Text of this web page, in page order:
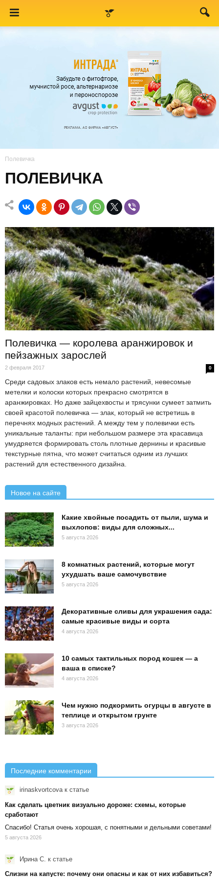
Полевичка
ПОЛЕВИЧКА
Полевичка — королева аранжировок и
пейзажных зарослей
2 февраля 2017 0
Среди садовых злаков есть немало растений, невесомые
метелки и колоски которых прекрасно смотрятся в
аранжировках. Но даже зайцехвосты и трясунки сумеет затмить
своей красотой полевичка — злак, который не встретишь в
перечнях модных растений. А между тем у полевички есть
уникальные таланты: при небольшом размере эта красавица
умудряется формировать столь плотные дернины и красивые
текстурные пятна, что может считаться одним из лучших
растений для естественного дизайна.
Новое на сайте
Какие хвойные посадить от пыли, шума и
выхлопов: виды для сложных...
5 августа 2026
8 комнатных растений, которые могут
ухудшать ваше самочувствие
5 августа 2026
Декоративные сливы для украшения сада:
самые красивые виды и сорта
4 августа 2026
10 самых тактильных пород кошек — а
ваша в списке?
4 августа 2026
Чем нужно подкормить огурцы в августе в
теплице и открытом грунте
3 августа 2026
Последние комментарии
irinaskvortcovaк статье
Как сделать цветник визуально дороже: схемы, которые
сработают
Спасибо! Статья очень хорошая, с понятными и дельными советами!
5 августа 2026
Ирина С. к статье
Слизни на капусте: почему они опасны и как от них избавиться?